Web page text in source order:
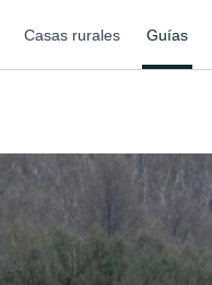
Casas rurales Guías